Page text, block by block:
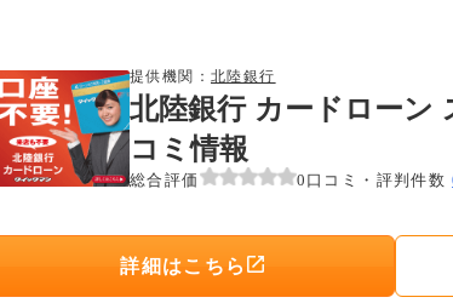
提供機関： 北陸銀行
北陸銀行 カードローン
コミ情報
総合評価 0 口コミ・評判件数
詳細はこちら